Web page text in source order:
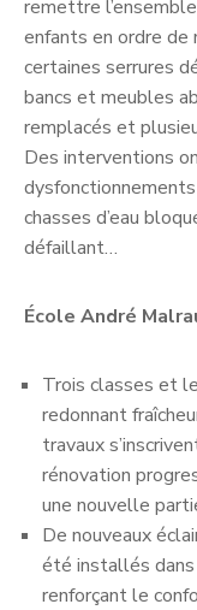
remettre
enfants en ordre
certaines serrures
bancs et meubles
remplacés et
Des interventions
dysfonctionnements
chasses d’eau
défaillant…
École André
Trois classes et
redonnant
travaux
rénovation
une nouvelle
De nouveaux
été installés
renforçant le